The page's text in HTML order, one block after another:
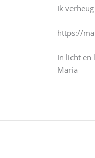
Ik
https://
In licht en
Maria